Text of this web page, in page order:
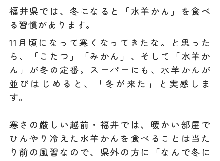
福井県では、冬になると「水羊かん」を食べ
る習慣があります。
11月頃になって寒くなってきたな。と思った
ら、「こたつ」「みかん」、そして「水羊か
ん」が冬の定番。スーパーにも、水羊かんが
並びはじめると、「冬が来た」と実感しま
す。
寒さの厳しい越前・福井では、暖かい部屋で
ひんやり冷えた水羊かんを食べることは当た
り前の風習なので、県外の方に「なんで冬に